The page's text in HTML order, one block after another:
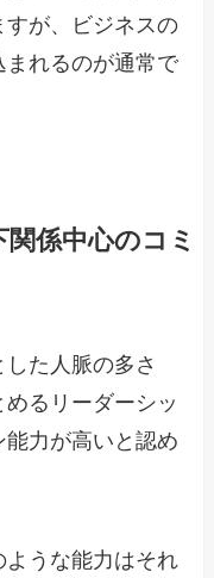
すが、ビジネスの
れるのが通常で
係中心のコミ
た人脈の多さ
るリーダーシッ
力が高いと認め
うな能力はそれ